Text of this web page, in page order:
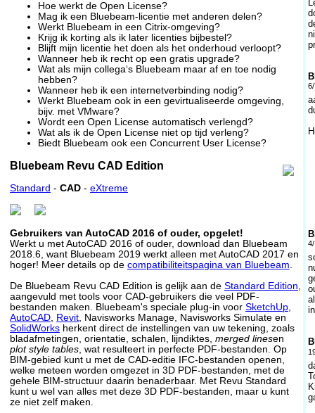
Hoe werkt de Open License?
Mag ik een Bluebeam-licentie met anderen delen?
Werkt Bluebeam in een Citrix-omgeving?
Krijg ik korting als ik later licenties bijbestel?
Blijft mijn licentie het doen als het onderhoud verloopt?
Wanneer heb ik recht op een gratis upgrade?
Wat als mijn collega‘s Bluebeam maar af en toe nodig
hebben?
Wanneer heb ik een internetverbinding nodig?
Werkt Bluebeam ook in een gevirtualiseerde omgeving,
bijv. met VMware?
Wordt een Open License automatisch verlengd?
Wat als ik de Open License niet op tijd verleng?
Biedt Bluebeam ook een Concurrent User License?
Bluebeam Revu CAD Edition
Standard - CAD - eXtreme
Gebruikers van AutoCAD 2016 of ouder, opgelet!
Werkt u met AutoCAD 2016 of ouder, download dan Bluebeam
2018.6, want Bluebeam 2019 werkt alleen met AutoCAD 2017 en
hoger! Meer details op de compatibiliteitspagina van Bluebeam
De Bluebeam Revu CAD Edition is gelijk aan de Standard Edition
aangevuld met tools voor CAD-gebruikers die veel PDF-
bestanden maken. Bluebeam's speciale plug-in voor SketchUp
AutoCAD
Revit , Navisworks Manage, Navisworks Simulate en
SolidWorks herkent direct de instellingen van uw tekening, zoals
bladafmetingen, orientatie, schalen, lijndiktes, merged linesen
plot style tables , wat resulteert in perfecte PDF-bestanden. Op
BIM-gebied kunt u met de CAD-editie IFC-bestanden openen,
welke meteen worden omgezet in 3D PDF-bestanden, met de
gehele BIM-structuur daarin benaderbaar. Met Revu Standard
kunt u wel van alles met deze 3D PDF-bestanden, maar u kunt
ze niet zelf maken.